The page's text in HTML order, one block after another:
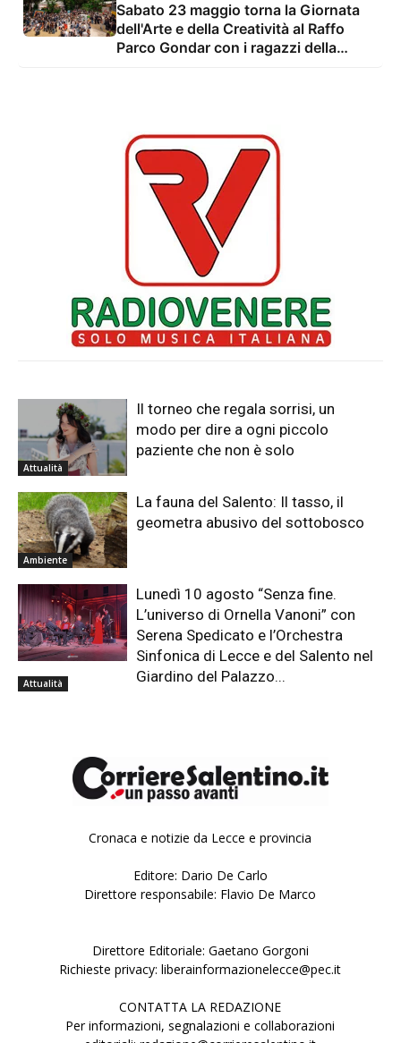
Sabato 23 maggio torna la Giornata
dell'Arte e della Creatività al Raffo
Parco Gondar con i ragazzi della
Attualità
Il torneo che regala sorrisi, un
modo per dire a ogni piccolo
paziente che non è solo
Ambiente
La fauna del Salento: Il tasso, il
geometra abusivo del sottobosco
Attualità
Lunedì 10 agosto “Senza fine.
L’universo di Ornella Vanoni” con
Serena Spedicato e l’Orchestra
Sinfonica di Lecce e del Salento nel
Giardino del Palazzo...
Cronaca e notizie da Lecce e provincia
Editore: Dario De Carlo
Direttore responsabile: Flavio De Marco
Direttore Editoriale: Gaetano Gorgoni
Richieste privacy: liberainformazionelecce@pec.it
CONTATTA LA REDAZIONE
Per informazioni, segnalazioni e collaborazioni